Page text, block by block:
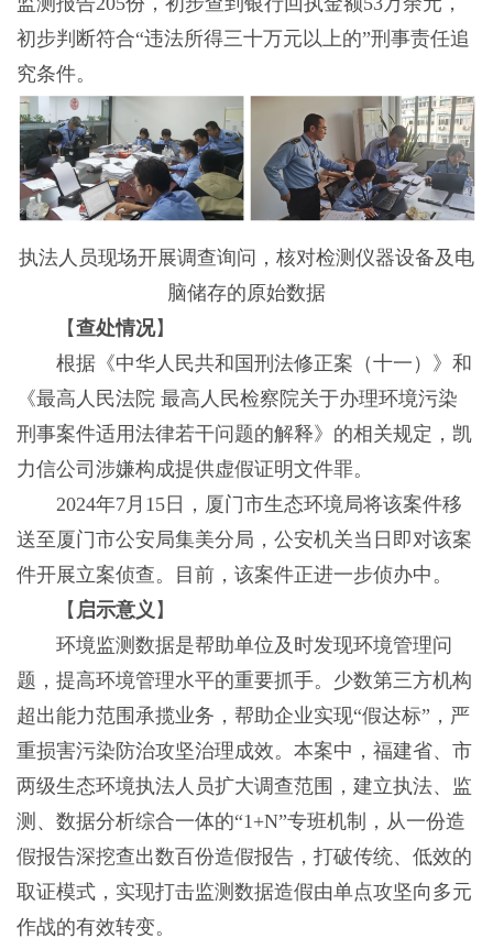
初步判断符合“违法所得三十万元以上的”刑事责任追
究条件。
执法人员现场开展调查询问，核对检测仪器设备及电
脑储存的原始数据
【查处情况】
根据《中华人民共和国刑法修正案（十一）》和
《最高人民法院 最高人民检察院关于办理环境污染
刑事案件适用法律若干问题的解释》的相关规定，凯
力信公司涉嫌构成提供虚假证明文件罪。
2024年7月15日，厦门市生态环境局将该案件移
送至厦门市公安局集美分局，公安机关当日即对该案
件开展立案侦查。目前，该案件正进一步侦办中。
【 启示意义 】
环境监测数据是帮助单位及时发现环境管理问
题，‌提高环境管理水平的重要抓手。少数第三方机构
超出能力范围承揽业务，帮助企业实现“假达标”，严
重损害污染防治攻坚治理成效。本案中，福建省、市
两级生态环境执法人员扩大调查范围，建立执法、监
测、数据分析综合一体的“1+N”专班机制，从一份造
假报告深挖查出数百份造假报告，打破传统、低效的
取证模式，实现打击监测数据造假由单点攻坚向多元
作战的有效转变。